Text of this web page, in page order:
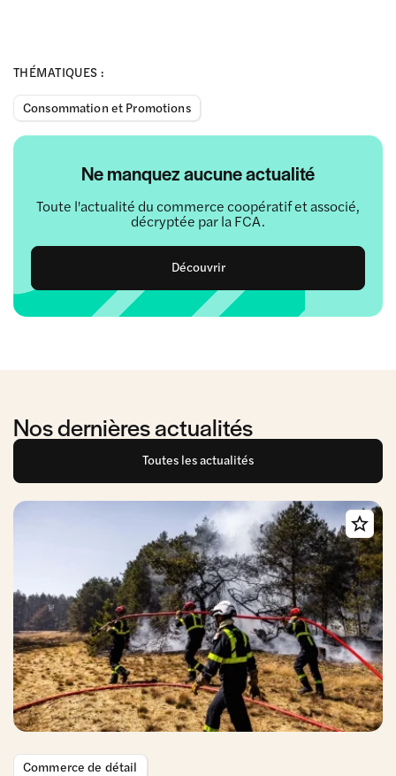
THÉMATIQUES :
Consommation et Promotions
Ne manquez aucune actualité
Toute l'actualité du commerce coopératif et associé,
décryptée par la FCA.
Découvrir
Nos dernières actualités
Toutes les actualités
Commerce de détail